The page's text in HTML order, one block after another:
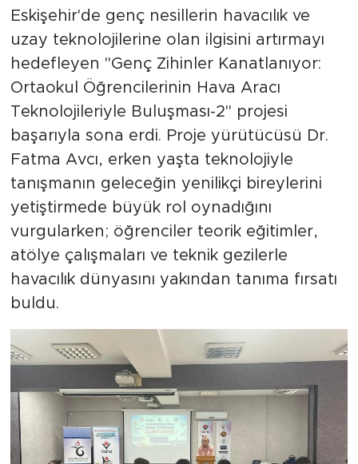
Eskişehir'de genç nesillerin havacılık ve
uzay teknolojilerine olan ilgisini artırmayı
hedefleyen "Genç Zihinler Kanatlanıyor:
Ortaokul Öğrencilerinin Hava Aracı
Teknolojileriyle Buluşması-2" projesi
başarıyla sona erdi. Proje yürütücüsü Dr.
Fatma Avcı, erken yaşta teknolojiyle
tanışmanın geleceğin yenilikçi bireylerini
yetiştirmede büyük rol oynadığını
vurgularken; öğrenciler teorik eğitimler,
atölye çalışmaları ve teknik gezilerle
havacılık dünyasını yakından tanıma fırsatı
buldu.